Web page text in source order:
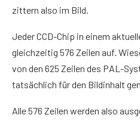
zittern also im Bild.
Jeder CCD-Chip in einem
gleichzeitig 576 Zeilen auf.
von den 625 Zeilen des PAL-
tatsächlich für den Bildinhalt
Alle 576 Zeilen werden also